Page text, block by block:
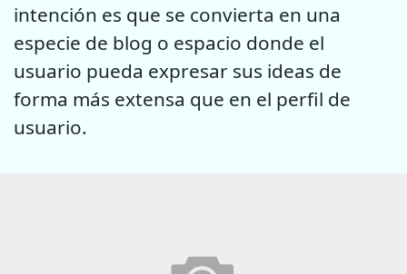
intención es que se convierta en una
especie de blog o espacio donde el
usuario pueda expresar sus ideas de
forma más extensa que en el perfil de
usuario.